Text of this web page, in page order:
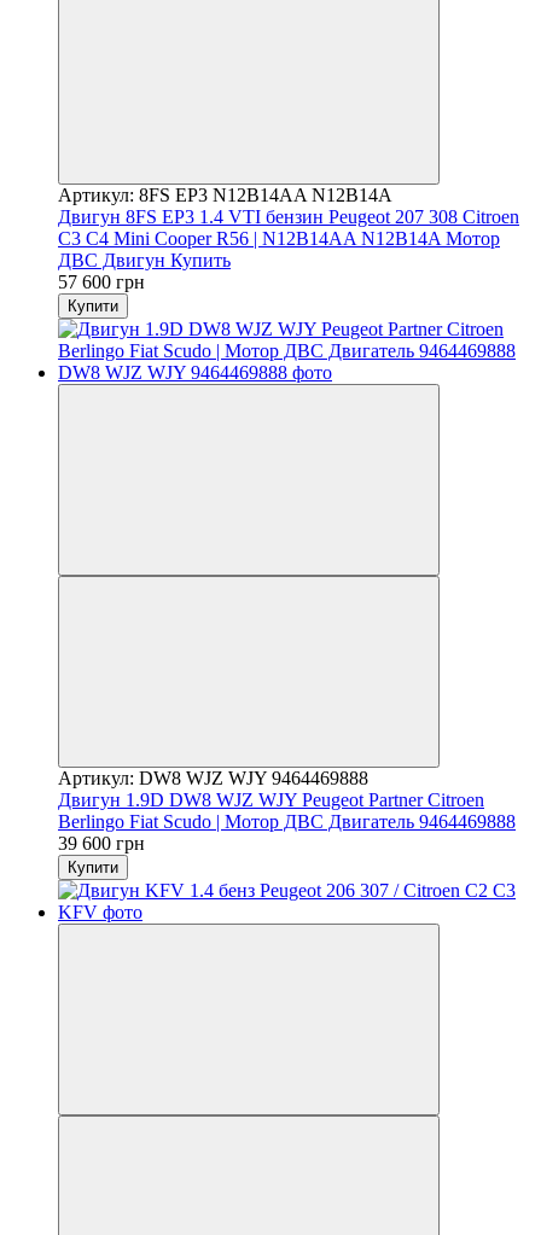
Артикул: 8FS EP3 N12B14AA N12B14A
Двигун 8FS EP3 1.4 VTI бензин Peugeot 207 308 Citroen
C3 C4 Mini Cooper R56 | N12B14AA N12B14A Мотор
ДВС Двигун Купить
57 600 грн
Купити
Артикул: DW8 WJZ WJY 9464469888
Двигун 1.9D DW8 WJZ WJY Peugeot Partner Citroen
Berlingo Fiat Scudo | Мотор ДВС Двигатель 9464469888
39 600 грн
Купити